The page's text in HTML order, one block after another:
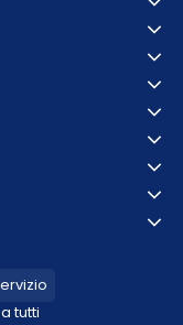
tutti